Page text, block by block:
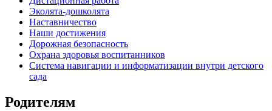
Эколята-дошколята
Наставничество
Наши достижения
Дорожная безопасность
Охрана здоровья воспитанников
Система навигации и информатизации внутри детского
сада
Родителям